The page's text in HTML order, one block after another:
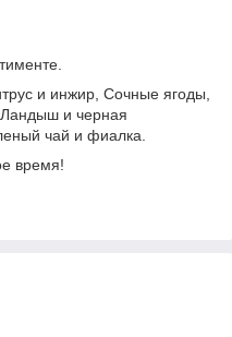
и инжир, Сочные ягоды,
и черная
чай и фиалка.
время!